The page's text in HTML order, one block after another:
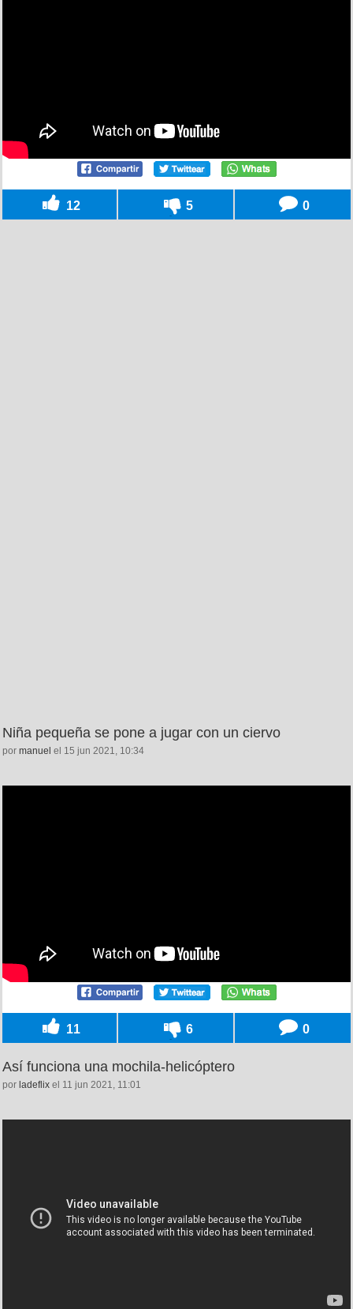
12 5 0
Niña pequeña se pone a jugar con un ciervo
por manuel el 15 jun 2021, 10:34
11 6 0
Así funciona una mochila-helicóptero
por ladeflix el 11 jun 2021, 11:01